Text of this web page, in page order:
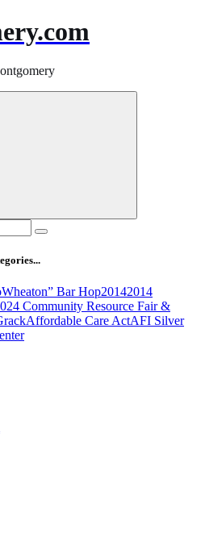
Bar Hop20142014
Community Resource Fair &
Affordable Care ActAFI Silver